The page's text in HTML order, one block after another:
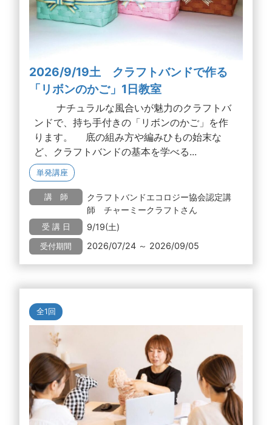
2026/9/19土 クラフトバンドで作る
「リボンのかご」1日教室
ナチュラルな風合いが魅力のクラフトバ
ンドで、持ち手付きの「リボンのかご」を作
ります。 底の組み方や編みひもの始末な
ど、クラフトバンドの基本を学べる...
単発講座
講 師
クラフトバンドエコロジー協会認定講
師 チャーミークラフトさん
受 講 日 9/19(土)
受付期間 2026/07/24 ～ 2026/09/05
全1回